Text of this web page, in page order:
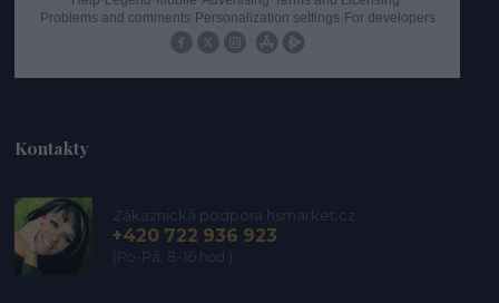
Kontakty
Zákaznická podpora hsmarket.cz
+420 722 936 923
(Po-Pá, 8-16 hod.)